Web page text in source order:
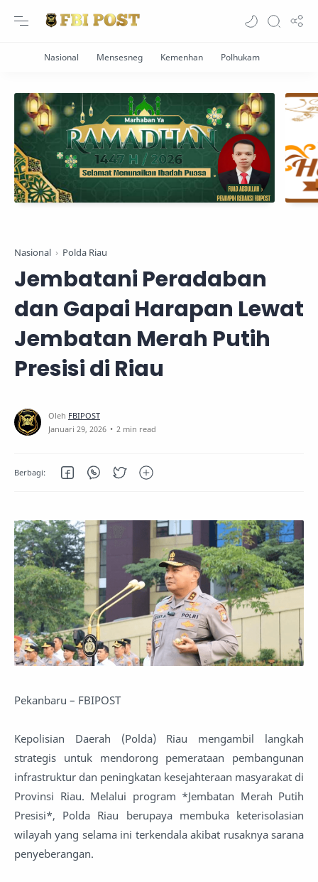
Nasional Polda Riau
Jembatani Peradaban
dan Gapai Harapan Lewat
Jembatan Merah Putih
Presisi di Riau
2 min read
Pekanbaru – FBIPOST
Kepolisian Daerah (Polda) Riau mengambil langkah
strategis untuk mendorong pemerataan pembangunan
infrastruktur dan peningkatan kesejahteraan masyarakat di
Provinsi Riau. Melalui program *Jembatan Merah Putih
Presisi*, Polda Riau berupaya membuka keterisolasian
wilayah yang selama ini terkendala akibat rusaknya sarana
penyeberangan.